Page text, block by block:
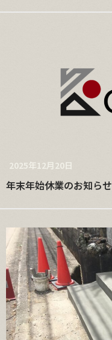
2025年12月20日
年末年始休業のお知らせ